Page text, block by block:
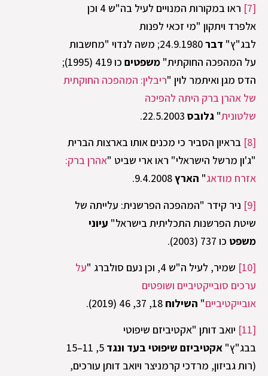
[7]
ראו במקורות המנויים לעיל בה"ש 4 וכן
אלפרד ויתקון "מי זכאי לפנות
לבג"ץ" דבר
24.9.1980; משה לנדוי "מחשבות
על המהפכה החוקתית" משפטים
כו 419 (1995);
הדס מגן ואיתמר לוין "ריבלין: המהפכה החוקתית
של אהרן ברק היתה להפיכה
שלטונית" גלובס
[8]
בראיון הסביר כי מכנים אותו בארצות הברית
"ג'ון מרשל הישראלי" ראו ארי שביט "אהרן ברק:
אזרח מודאג" הארץ
[9]
ניר קידר "המהפכה הפרשנית: עלייתה של
שיטת הפרשנות התכליתית בישראל" עיוני
משפט כו 737 (2003).
[10]
שמיר, לעיל ה"ש 4, וכן נעם סולברג "
על
ערכים סובייקטיביים ושופטים
אובייקטיביים" השילוח
[11]
יואב דותן "אקטיביזם שיפוטי
בבג"ץ" אקטיביזם שיפוטי בעד ונגד
5, 11–15
(רות גביזון, מרדכי קרמניצר ויואב דותן עורכים,